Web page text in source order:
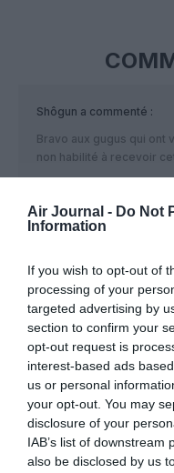
Air Journal - Do Not
Information
If you wish to opt-out of
processing of your
targeted advertising by
section to confirm your
opt-out request is
interest-based ads
us or personal
your opt-out. You may
disclosure of your
IAB’s list of
also be disclosed by us
Shôgun a commenté :
Bravo aux gugus qui ont
non habilité à recevoir
a commenté :
American maintient
Casablanca mais sa
Alban
Normalement, c’est le
qui donne l’autorisation